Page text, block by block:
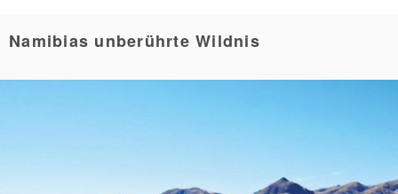
Namibias unberührte Wildnis